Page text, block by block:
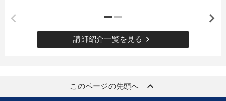
講師紹介一覧を見る keyboard_arrow_right
このページの先頭へ keyboard_arrow_up